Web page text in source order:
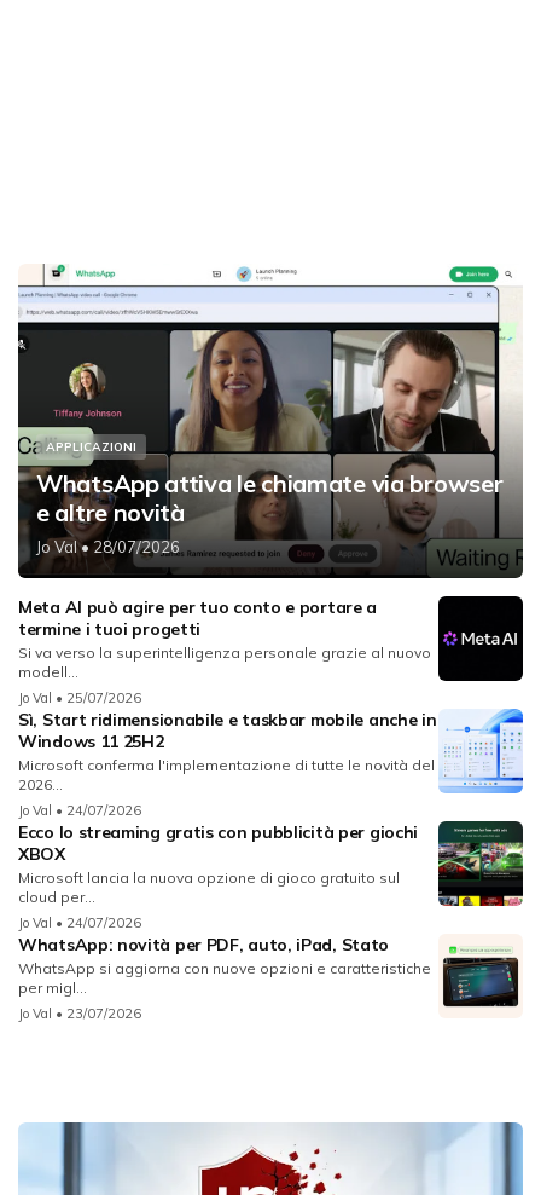
APPLICAZIONI
WhatsApp attiva le chiamate via browser
e altre novità
Jo Val• 28/07/2026
Meta AI può agire per tuo conto e portare a
termine i tuoi progetti
Si va verso la superintelligenza personale grazie al nuovo
modell...
Jo Val • 25/07/2026
Sì, Start ridimensionabile e taskbar mobile anche in
Windows 11 25H2
Microsoft conferma l'implementazione di tutte le novità del
2026...
Jo Val • 24/07/2026
Ecco lo streaming gratis con pubblicità per giochi
XBOX
Microsoft lancia la nuova opzione di gioco gratuito sul
cloud per...
Jo Val • 24/07/2026
WhatsApp: novità per PDF, auto, iPad, Stato
WhatsApp si aggiorna con nuove opzioni e caratteristiche
per migl...
Jo Val • 23/07/2026